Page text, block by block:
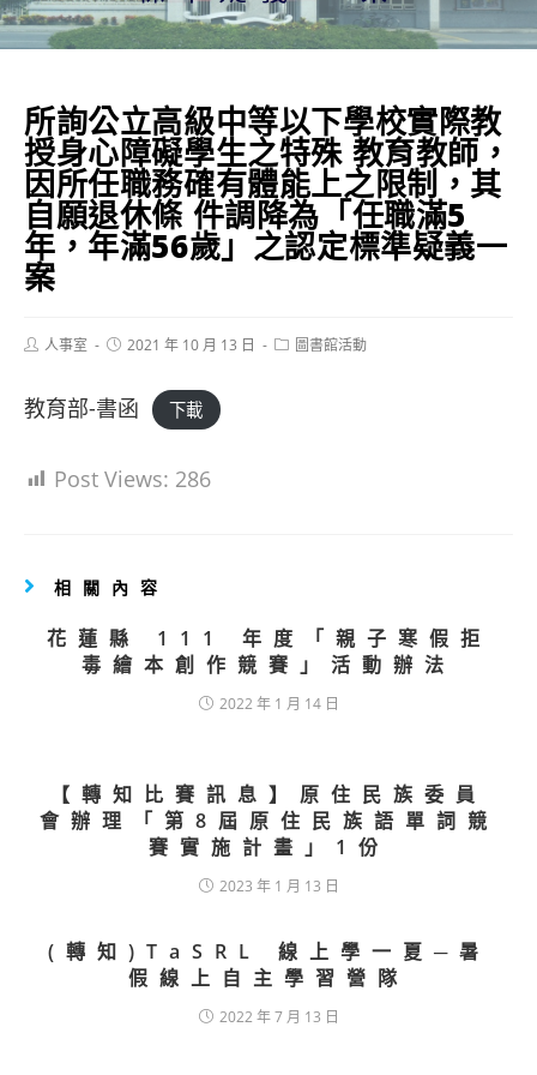
所詢公立高級中等以下學校實際教
授身心障礙學生之特殊 教育教師，
因所任職務確有體能上之限制，其
自願退休條 件調降為「任職滿5
年，年滿56歲」之認定標準疑義一
案
Post人事室
Post2021 年 10 月 13 日
Post圖書館活動
教育部-書函 下載
Post Views: 286
相關內容
花蓮縣 111 年度「親子寒假拒
毒繪本創作競賽」活動辦法
2022 年 1 月 14 日
【轉知比賽訊息】原住民族委員
會辦理「第8屆原住民族語單詞競
賽實施計畫」1份
2023 年 1 月 13 日
(轉知)TaSRL 線上學一夏─暑
假線上自主學習營隊
2022 年 7 月 13 日